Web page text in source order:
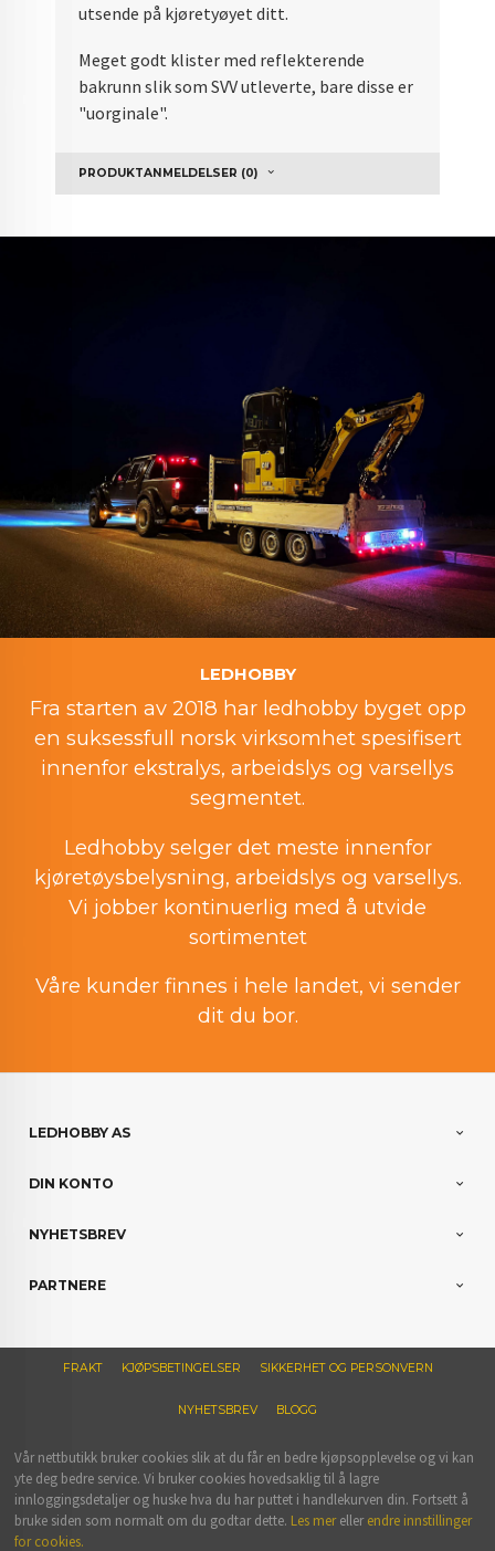
utsende på kjøretyøyet ditt.
Meget godt klister med reflekterende
bakrunn slik som SVV utleverte, bare disse er
"uorginale".
PRODUKTANMELDELSER (0)
LEDHOBBY
Fra starten av 2018 har ledhobby byget opp
en suksessfull norsk virksomhet spesifisert
innenfor ekstralys, arbeidslys og varsellys
segmentet.
Ledhobby selger det meste innenfor
kjøretøysbelysning, arbeidslys og varsellys.
Vi jobber kontinuerlig med å utvide
sortimentet
Våre kunder finnes i hele landet, vi sender
dit du bor.
LEDHOBBY AS
DIN KONTO
NYHETSBREV
PARTNERE
FRAKT KJØPSBETINGELSER SIKKERHET OG PERSONVERN
NYHETSBREV BLOGG
Vår nettbutikk bruker cookies slik at du får en bedre kjøpsopplevelse og vi kan
yte deg bedre service. Vi bruker cookies hovedsaklig til å lagre
innloggingsdetaljer og huske hva du har puttet i handlekurven din. Fortsett å
bruke siden som normalt om du godtar dette. Les merellerendre innstillinger
for cookies.